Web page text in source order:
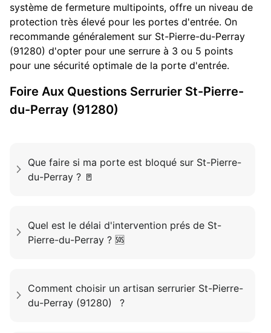
système de fermeture multipoints, offre un niveau de
protection très élevé pour les portes d'entrée. On
recommande généralement sur St-Pierre-du-Perray
(91280) d'opter pour une serrure à 3 ou 5 points
pour une sécurité optimale de la porte d'entrée.
Foire Aux Questions Serrurier St-Pierre-
du-Perray (91280)
Que faire si ma porte est bloqué sur St-Pierre-
du-Perray ? 🚪
Quel est le délai d'intervention prés de St-
Pierre-du-Perray ? 🆘
Comment choisir un artisan serrurier St-Pierre-
du-Perray (91280) ?